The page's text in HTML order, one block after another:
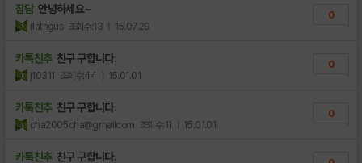
잡담 안녕하세요~
rlathgus 조회수:13 | 15.07.29
0
카톡친추 친구 구합니다.
j10311 조회수:44 | 15.01.01
0
카톡친추 친구 구합니다.
cha2005cha@gmailcom 조회수:11 | 15.01.01
0
카톡친추 친구 구합니다.